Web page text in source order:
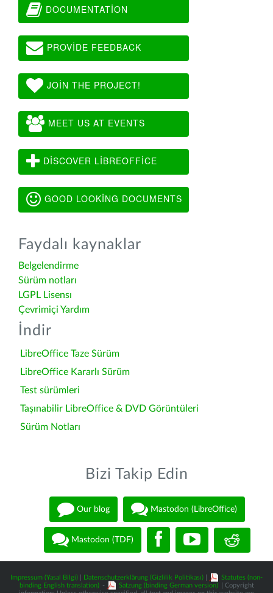
DOCUMENTATION
PROVIDE FEEDBACK
JOIN THE PROJECT!
MEET US AT EVENTS
DISCOVER LIBREOFFICE
GOOD LOOKING DOCUMENTS
Faydalı kaynaklar
Belgelendirme
Sürüm notları
LGPL Lisensı
Çevrimiçi Yardım
İndir
LibreOffice Taze Sürüm
LibreOffice Kararlı Sürüm
Test sürümleri
Taşınabilir LibreOffice & DVD Görüntüleri
Sürüm Notları
Bizi Takip Edin
Our blog Mastodon (LibreOffice)
Mastodon (TDF)
Impressum (Yasal Bilgi) Datenschutzerklärung (Gizlilik Politikası)
Statutes (non-
binding English translation) - Satzung (binding German version)
| Copyright